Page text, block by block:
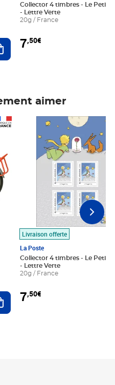
Ajouter au panier
Collector 4 timbres - Le Petit
- Lettre Verte
20g / France
7,50€
aimer
Ajouter au panier
Livraison offerte
La Poste
Collector 4 timbres - Le Petit
- Lettre Verte
20g / France
7,50€
Prix 7,50€